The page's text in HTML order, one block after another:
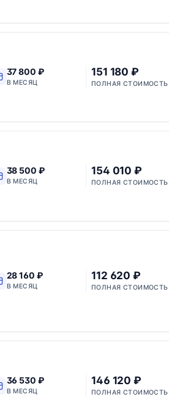
37 800 ₽
В МЕСЯЦ
151 180 ₽
ПОЛНАЯ СТОИМОСТЬ
38 500 ₽
В МЕСЯЦ
154 010 ₽
ПОЛНАЯ СТОИМОСТЬ
28 160 ₽
В МЕСЯЦ
112 620 ₽
ПОЛНАЯ СТОИМОСТЬ
36 530 ₽
В МЕСЯЦ
146 120 ₽
ПОЛНАЯ СТОИМОСТЬ